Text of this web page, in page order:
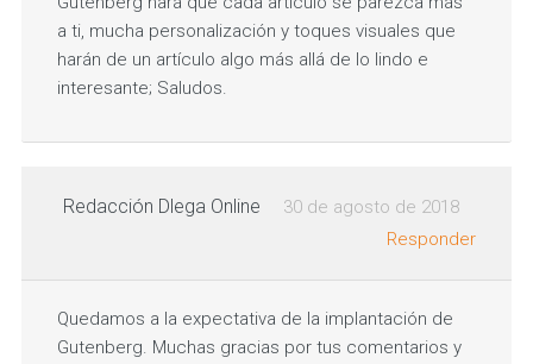
a ti, mucha personalización y toques visuales que
harán de un artículo algo más allá de lo lindo e
interesante; Saludos.
Redacción Dlega Online
30 de agosto de 2018
Responder
Quedamos a la expectativa de la implantación de
Gutenberg. Muchas gracias por tus comentarios y